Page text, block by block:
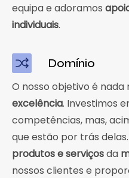
equipa e adoramos
individuais.
Domínio
O nosso objetivo é nada
excelência. Investimos
competências, mas,
que estão por trás
produtos e serviçosda
nossos clientes e